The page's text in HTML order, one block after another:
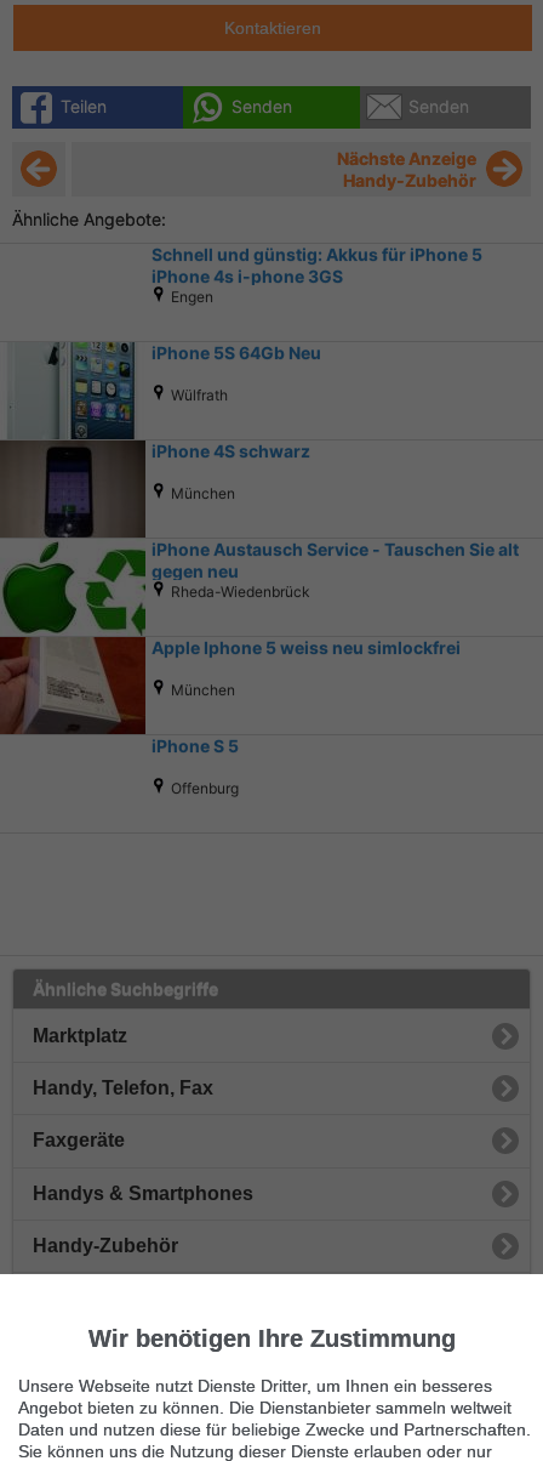
Kontaktieren
Teilen Senden Senden
Nächste Anzeige
Handy-Zubehör
Ähnliche Angebote:
Schnell und günstig: Akkus für iPhone 5
iPhone 4s i-phone 3GS
Engen
iPhone 5S 64Gb Neu
Wülfrath
iPhone 4S schwarz
München
iPhone Austausch Service - Tauschen Sie alt
gegen neu
Rheda-Wiedenbrück
Apple Iphone 5 weiss neu simlockfrei
München
iPhone S 5
Offenburg
Ähnliche Suchbegriffe
Marktplatz
Handy, Telefon, Fax
Faxgeräte
Handys & Smartphones
Handy-Zubehör
Anrufbeantworter
Handyverträge
Schnurlose Telefone
Wir benötigen Ihre Zustimmung
Unsere Webseite nutzt Dienste Dritter, um Ihnen ein besseres
Angebot bieten zu können. Die Dienstanbieter sammeln weltweit
Daten und nutzen diese für beliebige Zwecke und Partnerschaften.
Sie können uns die Nutzung dieser Dienste erlauben oder nur